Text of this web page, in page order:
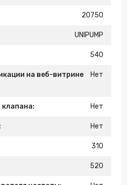
20750
UNIPUMP
540
на веб-витрине
Нет
клапана: Нет
Нет
310
520